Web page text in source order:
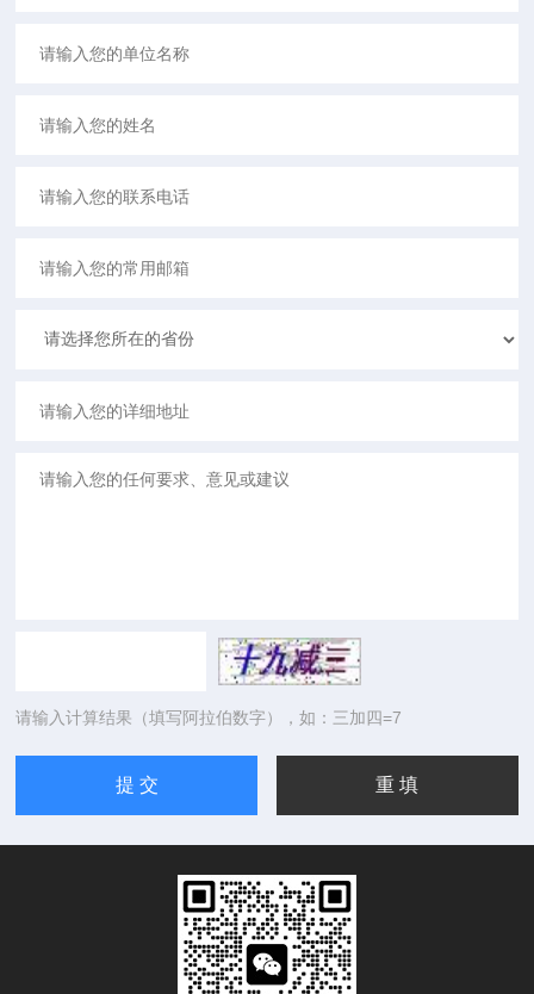
请输入计算结果（填写阿拉伯数字），如：三加四=7